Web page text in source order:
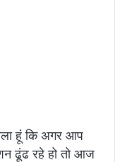
हूं कि अगर आप
ढूंढ रहे हो तो आज